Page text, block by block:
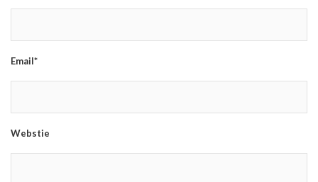
Email*
Webstie